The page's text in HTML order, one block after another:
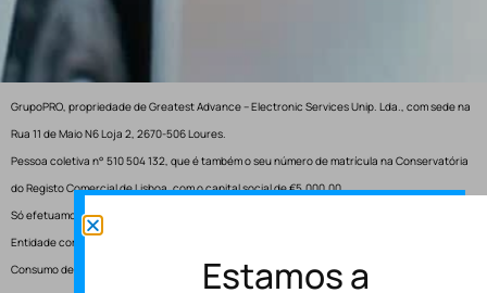
GrupoPRO, propriedade de Greatest Advance – Electronic Services Unip. Lda., com sede na
Rua 11 de Maio N6 Loja 2, 2670-506 Loures.
Pessoa coletiva n° 510 504 132, que é também o seu número de matrícula na Conservatória
do Registo Comercial de Lisboa, com o capital social de €5.000,00.
Só efetuamos entregas em Portugal.
Entidade competente para resolução de conflitos – Centro de Arbitragem de Conflitos de
Consumo de Lisboa.
Estamos a